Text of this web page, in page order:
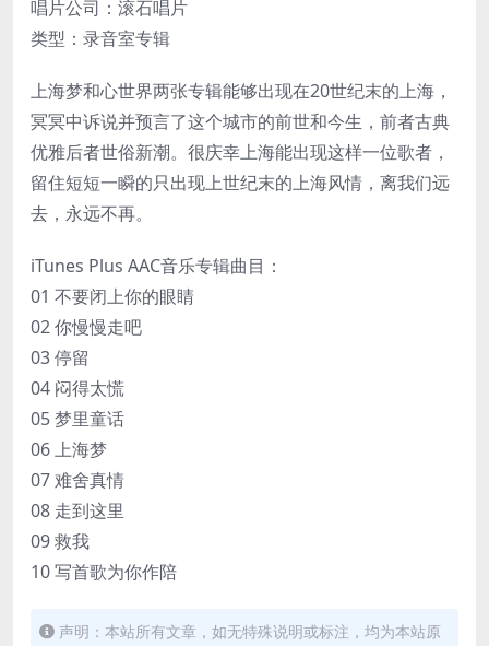
唱片公司：滚石唱片
类型：录音室专辑
上海梦和心世界两张专辑能够出现在20世纪末的上海，
冥冥中诉说并预言了这个城市的前世和今生，前者古典
优雅后者世俗新潮。很庆幸上海能出现这样一位歌者，
留住短短一瞬的只出现上世纪末的上海风情，离我们远
去，永远不再。
iTunes Plus AAC音乐专辑曲目：
01 不要闭上你的眼睛
02 你慢慢走吧
03 停留
04 闷得太慌
05 梦里童话
06 上海梦
07 难舍真情
08 走到这里
09 救我
10 写首歌为你作陪
声明：本站所有文章，如无特殊说明或标注，均为本站原